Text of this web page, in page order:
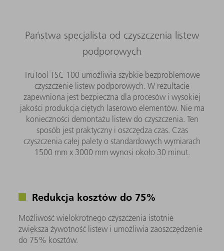
Państwa specjalista od czyszczenia listew
podporowych
TruTool TSC 100 umożliwia szybkie bezproblemowe
czyszczenie listew podporowych. W rezultacie
zapewniona jest bezpieczna dla procesów i wysokiej
jakości produkcja ciętych laserowo elementów. Nie ma
konieczności demontażu listew do czyszczenia. Ten
sposób jest praktyczny i oszczędza czas. Czas
czyszczenia całej palety o standardowych wymiarach
1500 mm x 3000 mm wynosi około 30 minut.
Redukcja kosztów do 75%
Możliwość wielokrotnego czyszczenia istotnie
zwiększa żywotność listew i umożliwia zaoszczędzenie
do 75% kosztów.